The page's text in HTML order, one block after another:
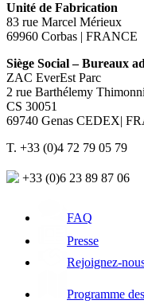
Unité de Fabrication
83 rue Marcel Mérieux
69960 Corbas | FRANCE
Siège Social – Bureaux
ZAC EverEst Parc
2 rue Barthélemy
CS 30051
69740 Genas CEDEX|
T. +33 (0)4 72 79 05 79
+33 (0)6 23 89 87 06
FAQ
Presse
Rejoignez-
Programme